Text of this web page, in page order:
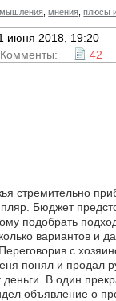
,мнения ,плюсы
июня 2018, 19:20
42
стремительно
Бюджет
подобрать
вариантов и
с
понял и продал
В один
объявление о